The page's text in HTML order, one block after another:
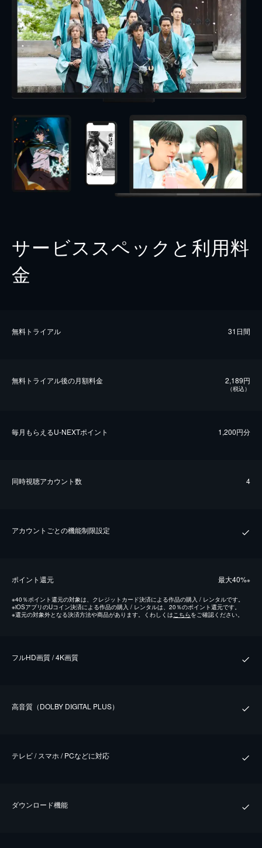
サービススペックと利用料
金
無料トライアル 31日間
無料トライアル後の⽉額料金 2,189円
（税込）
毎⽉もらえるU-NEXTポイント 1,200円分
同時視聴アカウント数 4
アカウントごとの機能制限設定
ポイント還元 最⼤40%※
※40％ポイント還元の対象は、クレジットカード決済による作品の購入 / レンタルです。
※iOSアプリのUコイン決済による作品の購入 / レンタルは、20％のポイント還元です。
※還元の対象外となる決済方法や商品があります。くわしくはこちらをご確認ください。
フルHD画質 / 4K画質
⾼⾳質（DOLBY DIGITAL PLUS）
テレビ / スマホ / PCなどに対応
ダウンロード機能